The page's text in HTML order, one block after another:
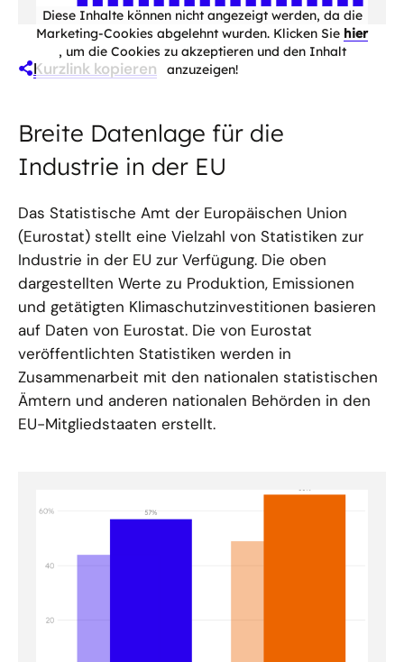
Diese Inhalte können nicht angezeigt werden, da die
Marketing-Cookies abgelehnt wurden. Klicken Sie hier
, um die Cookies zu akzeptieren und den Inhalt
anzuzeigen!
Kurzlink kopieren
Breite Datenlage für die
Industrie in der EU
Das Statistische Amt der Europäischen Union
(Eurostat) stellt eine Vielzahl von Statistiken zur
Industrie in der EU zur Verfügung. Die oben
dargestellten Werte zu Produktion, Emissionen
und getätigten Klimaschutzinvestitionen basieren
auf Daten von Eurostat. Die von Eurostat
veröffentlichten Statistiken werden in
Zusammenarbeit mit den nationalen statistischen
Ämtern und anderen nationalen Behörden in den
EU-Mitgliedstaaten erstellt.